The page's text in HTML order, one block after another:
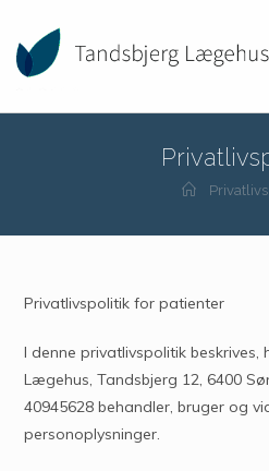
Privatlivspolitik for patienter
I denne privatlivspolitik beskrives,
Lægehus, Tandsbjerg 12, 6400
40945628 behandler, bruger og
personoplysninger.